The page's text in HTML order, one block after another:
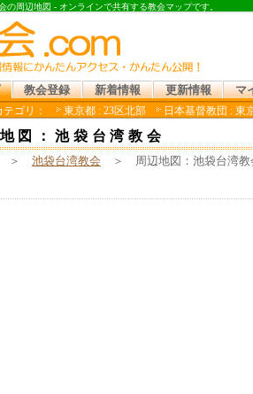
の周辺地図 - オンラインで共有する教会マップです。
教会登録 新着情報 更新情報
マ
ゴリ：
東京都 : 23区北部 日本基督教団 : 東
図：池袋台湾教会
＞ 池袋台湾教会 ＞ 周辺地図：池袋台湾教